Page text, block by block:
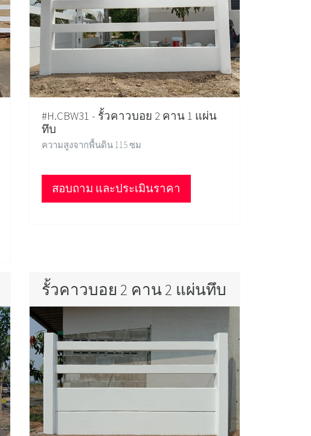
#H.CBW31 - รั้วคาวบอย 2 คาน 1 แผ่น
ทึบ
ความสูงจากพื้นดิน 115 ซม
สอบถาม และประเมินราคา
รั้วคาวบอย 2 คาน 2 แผ่นทึบ